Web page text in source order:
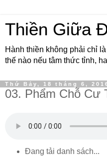
Thiền Giữa
Hành thiền không phải chỉ
thế nào nếu tâm thức tỉnh,
Thứ Bảy, 18 tháng 6,
03. Phẩm Chỗ Cư
Đang tải danh sách...